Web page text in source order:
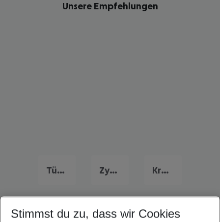
Unsere Empfehlungen
Türkei Urlaub Zypern Urlaub Kroatien Urlaub
Quicklinks
Stimmst du zu, dass wir Cookies